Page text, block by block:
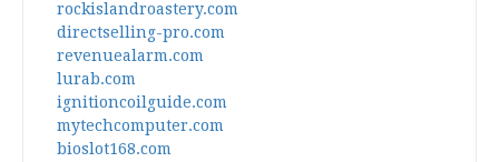
rockislandroastery.com
directselling-pro.com
revenuealarm.com
lurab.com
ignitioncoilguide.com
mytechcomputer.com
bioslot168.com